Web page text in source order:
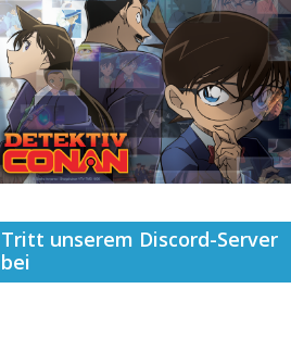
Tritt unserem Discord-Server
bei